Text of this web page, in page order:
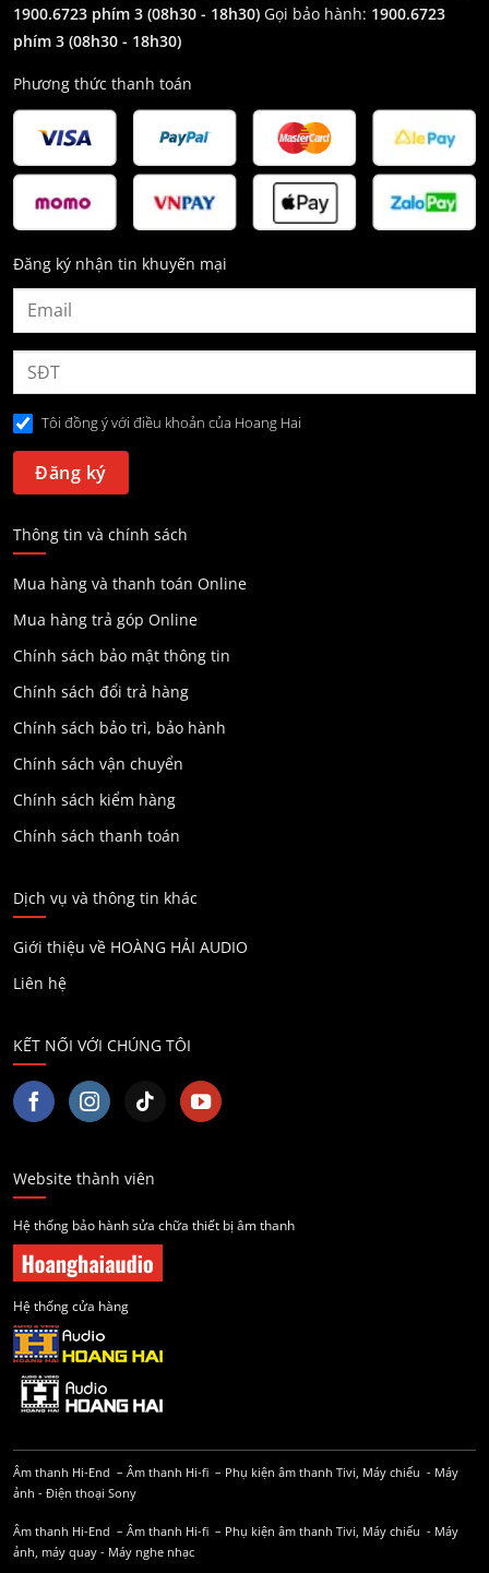
1900.6723 phím 3 (08h30 - 18h30) Gọi bảo hành: 1900.6723
phím 3 (08h30 - 18h30)
Phương thức thanh toán
Đăng ký nhận tin khuyến mại
Tôi đồng ý với điều khoản của Hoang Hai
Thông tin và chính sách
Mua hàng và thanh toán Online
Mua hàng trả góp Online
Chính sách bảo mật thông tin
Chính sách đổi trả hàng
Chính sách bảo trì, bảo hành
Chính sách vận chuyển
Chính sách kiểm hàng
Chính sách thanh toán
Dịch vụ và thông tin khác
Giới thiệu về HOÀNG HẢI AUDIO
Liên hệ
KẾT NỐI VỚI CHÚNG TÔI
Website thành viên
Hệ thống bảo hành sửa chữa thiết bị âm thanh
Hệ thống cửa hàng
Âm thanh Hi-End – Âm thanh Hi-fi – Phụ kiện âm thanh Tivi, Máy chiếu - Máy
ảnh - Điện thoại Sony
Âm thanh Hi-End – Âm thanh Hi-fi – Phụ kiện âm thanh Tivi, Máy chiếu - Máy
ảnh, máy quay - Máy nghe nhạc